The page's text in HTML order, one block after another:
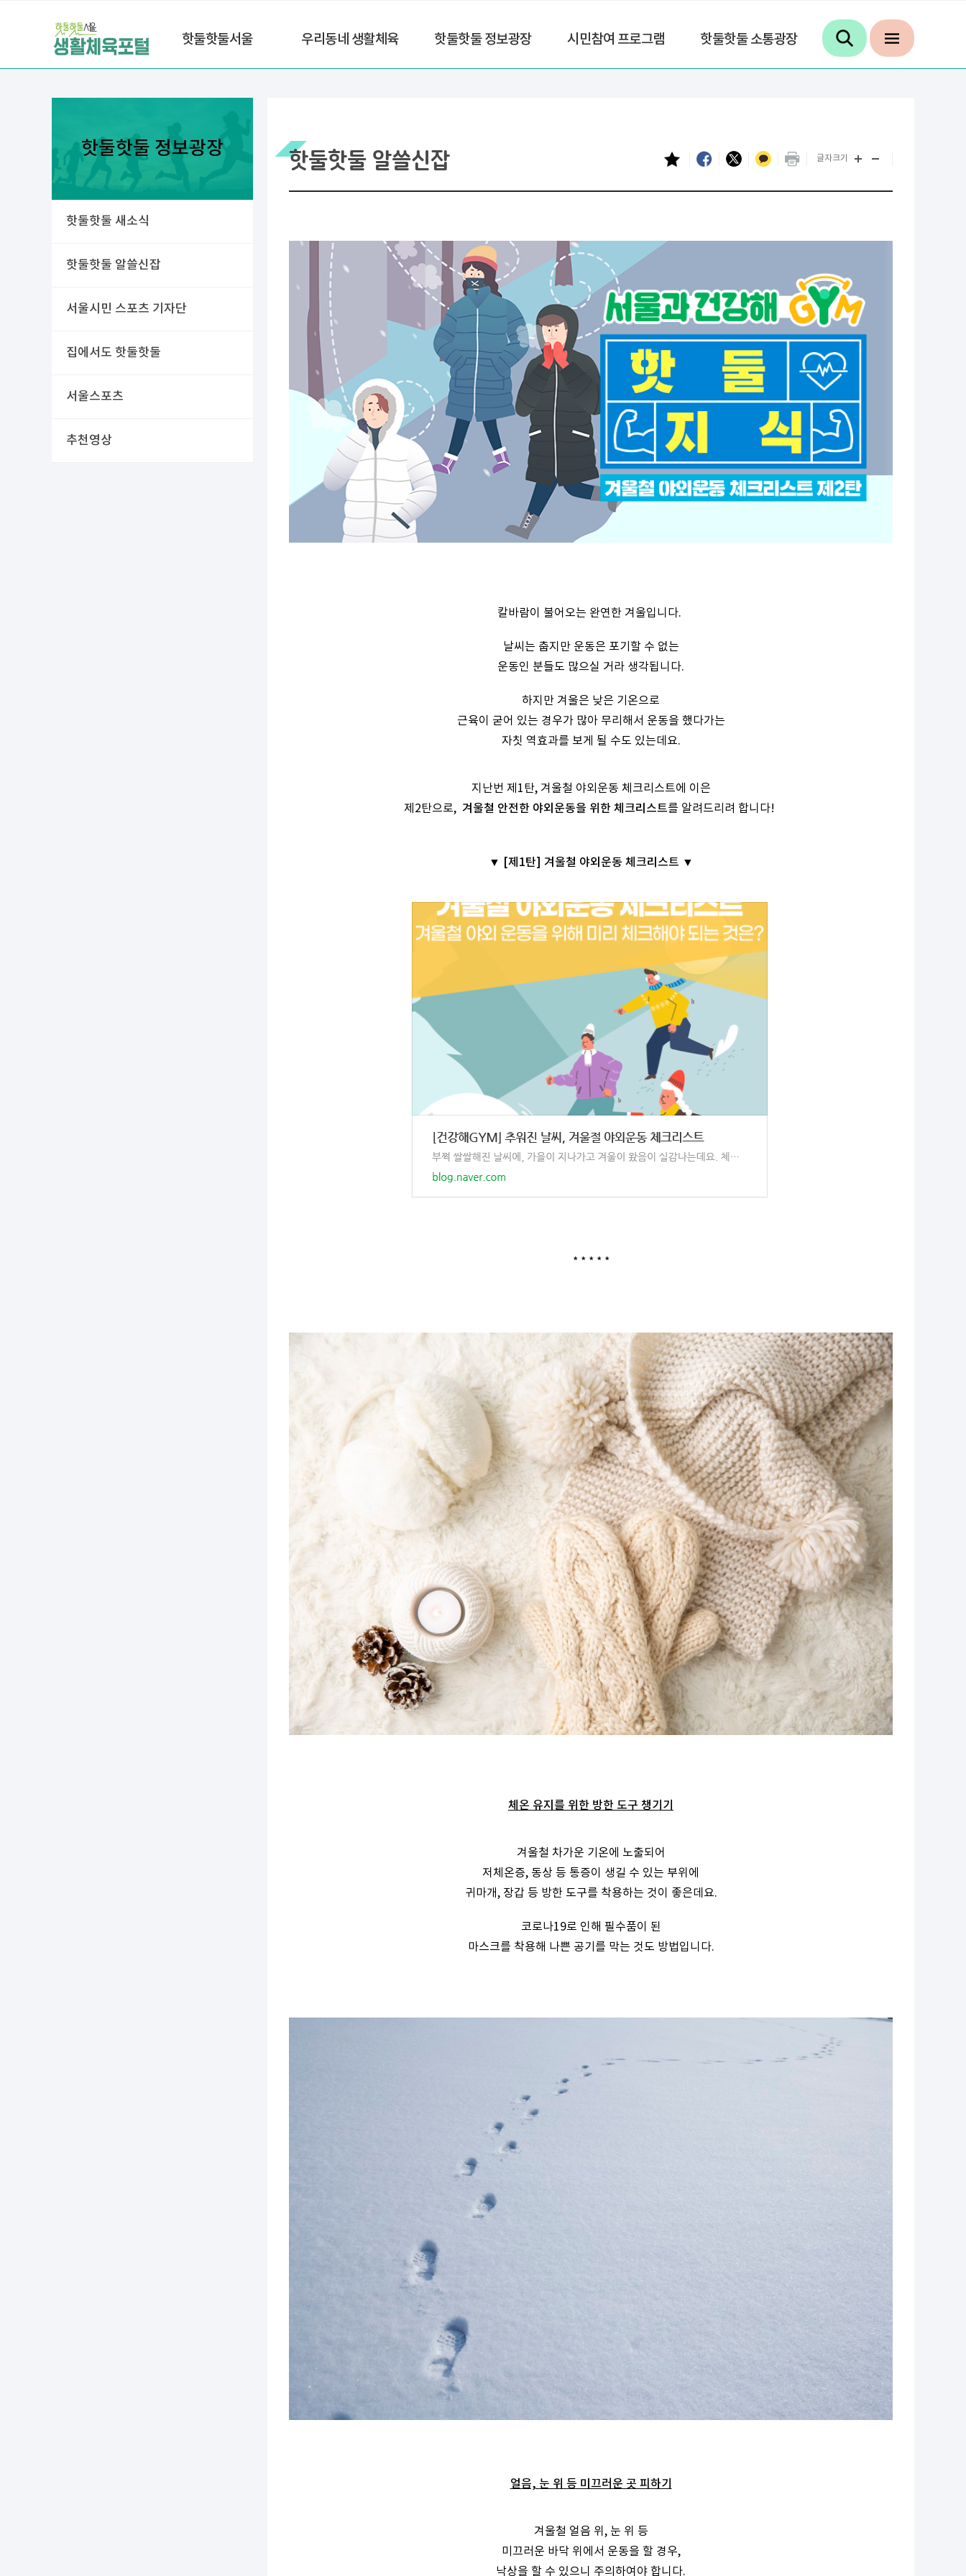
핫둘핫둘서울 우리동네 생활체육 핫둘핫둘 정보광장 시민참여 프로그램 핫둘핫둘 소통광장
핫둘핫둘 정보광장
핫둘핫둘 새소식
핫둘핫둘 알쓸신잡
서울시민 스포츠 기자단
집에서도 핫둘핫둘
서울스포츠
추천영상
핫둘핫둘 알쓸신잡 글자크기
칼바람이 불어오는 완연한 겨울입니다.
날씨는 춥지만 운동은 포기할 수 없는
운동인 분들도 많으실 거라 생각됩니다.
하지만 겨울은 낮은 기온으로
근육이 굳어 있는 경우가 많아 무리해서 운동을 했다가는
자칫 역효과를 보게 될 수도 있는데요.
지난번 제1탄, 겨울철 야외운동 체크리스트에 이은
제2탄으로, 겨울철 안전한 야외운동을 위한 체크리스트를 알려드리려 합니다!
▼ [제1탄] 겨울철 야외운동 체크리스트 ▼
* * * * *
체온 유지를 위한 방한 도구 챙기기
겨울철 차가운 기온에 노출되어
저체온증, 동상 등 통증이 생길 수 있는 부위에
귀마개, 장갑 등 방한 도구를 착용하는 것이 좋은데요.
코로나19로 인해 필수품이 된
마스크를 착용해 나쁜 공기를 막는 것도 방법입니다.
얼음, 눈 위 등 미끄러운 곳 피하기
겨울철 얼음 위, 눈 위 등
미끄러운 바닥 위에서 운동을 할 경우,
낙상을 할 수 있으니 주의하여야 합니다.